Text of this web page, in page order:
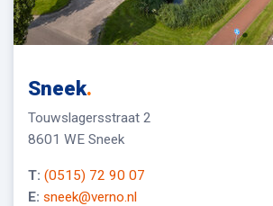
Sneek.
Touwslagersstraat 2
8601 WE Sneek
T: (0515) 72 90 07
E: sneek@verno.nl